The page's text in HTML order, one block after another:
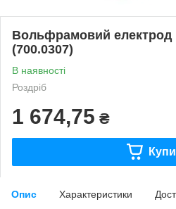
Вольфрамовий електрод
(700.0307)
В наявності
Роздріб
1 674,75 ₴
Опис Характеристики